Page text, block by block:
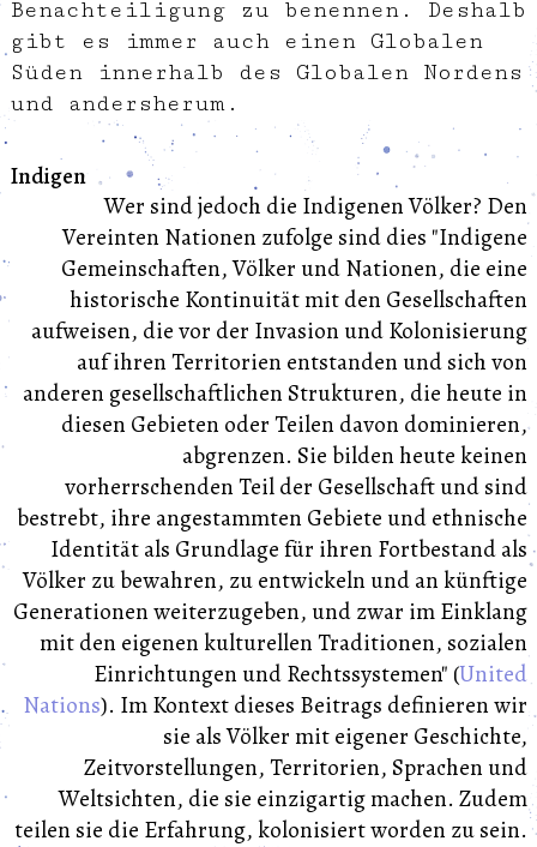
Benachteiligung zu benennen. Deshalb
gibt es immer auch einen Globalen
Süden innerhalb des Globalen Nordens
und andersherum.
Indigen
Wer sind jedoch die Indigenen Völker? Den
Vereinten Nationen zufolge sind dies "Indigene
Gemeinschaften, Völker und Nationen, die eine
historische Kontinuität mit den Gesellschaften
aufweisen, die vor der Invasion und Kolonisierung
auf ihren Territorien entstanden und sich von
anderen gesellschaftlichen Strukturen, die heute in
diesen Gebieten oder Teilen davon dominieren,
abgrenzen. Sie bilden heute keinen
vorherrschenden Teil der Gesellschaft und sind
bestrebt, ihre angestammten Gebiete und ethnische
Identität als Grundlage für ihren Fortbestand als
Völker zu bewahren, zu entwickeln und an künftige
Generationen weiterzugeben, und zwar im Einklang
mit den eigenen kulturellen Traditionen, sozialen
Einrichtungen und Rechtssystemen" (United
Nations). Im Kontext dieses Beitrags definieren wir
sie als Völker mit eigener Geschichte,
Zeitvorstellungen, Territorien, Sprachen und
Weltsichten, die sie einzigartig machen. Zudem
teilen sie die Erfahrung, kolonisiert worden zu sein.